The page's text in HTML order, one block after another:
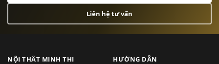
Liên hệ tư vấn
NỘI THẤT MINH THI HƯỚNG DẪN